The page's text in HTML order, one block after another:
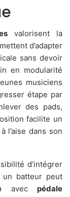
valorisent la
d’adapter
sans devoir
en modularité
musiciens
étape par
des pads,
facilite un
l’aise dans son
d’intégrer
un batteur peut
avec pédale